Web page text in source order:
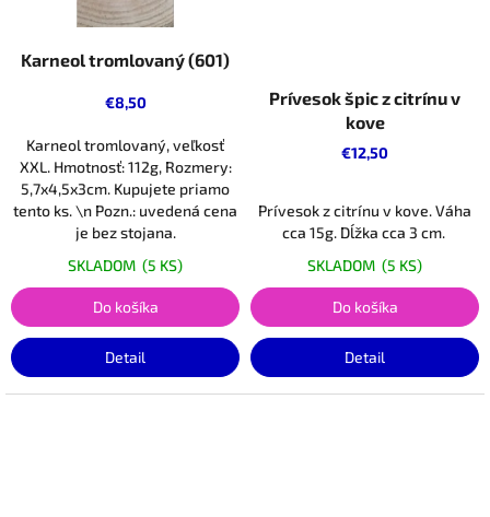
Karneol tromlovaný (601)
€8,50
Karneol tromlovaný, veľkosť
XXL. Hmotnosť: 112g, Rozmery:
5,7x4,5x3cm. Kupujete priamo
tento ks. \n Pozn.: uvedená cena
je bez stojana.
SKLADOM (5 KS)
Do košíka
Detail
Prívesok špic z citrínu v
kove
€12,50
Prívesok z citrínu v kove. Váha
cca 15g. Dĺžka cca 3 cm.
SKLADOM (5 KS)
Do košíka
Detail